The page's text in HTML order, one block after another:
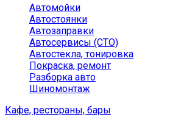
Автомойки
Автостоянки
Автозаправки
Автосервисы (СТО)
Автостекла, тонировка
Покраска, ремонт
Разборка авто
Шиномонтаж
Кафе, рестораны, бары